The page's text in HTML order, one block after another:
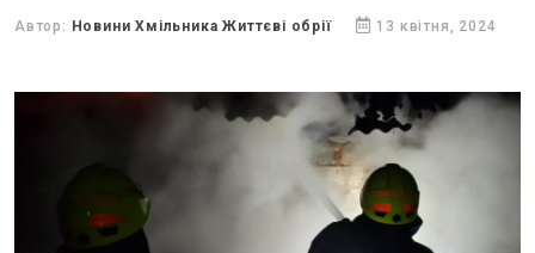
Автор: Новини Хмільника Життєві обрії 13 квітня, 2024